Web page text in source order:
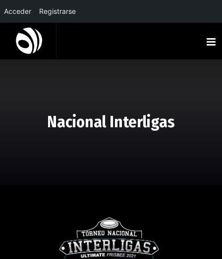
Nacional Interligas
Acceder Registrarse